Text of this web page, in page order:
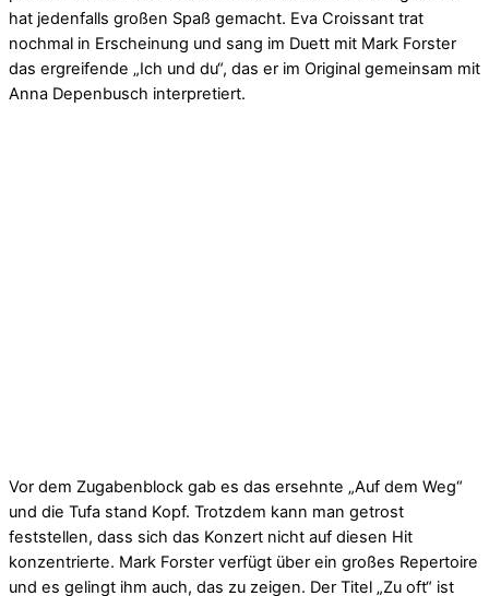
hat jedenfalls großen Spaß gemacht. Eva Croissant trat
nochmal in Erscheinung und sang im Duett mit Mark Forster
das ergreifende „Ich und du“, das er im Original gemeinsam mit
Anna Depenbusch interpretiert.
Vor dem Zugabenblock gab es das ersehnte „Auf dem Weg“
und die Tufa stand Kopf. Trotzdem kann man getrost
feststellen, dass sich das Konzert nicht auf diesen Hit
konzentrierte. Mark Forster verfügt über ein großes Repertoire
und es gelingt ihm auch, das zu zeigen. Der Titel „Zu oft“ ist